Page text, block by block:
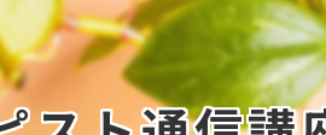
ヘッド・耳つぼコース
セット講座
ホームドクター講座